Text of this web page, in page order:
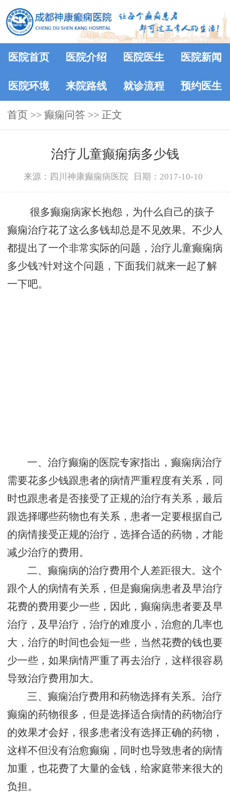
医院首页 医院介绍 医院医生 医院新闻
医院环境 来院路线 就诊流程 预约医生
首页 >> 癫痫问答 >> 正文
治疗儿童癫痫病多少钱
来源：四川神康癫痫病医院 日期：2017-10-10
很多癫痫病家长抱怨，为什么自己的孩子
癫痫治疗花了这么多钱却总是不见效果。不少人
都提出了一个非常实际的问题，治疗儿童癫痫病
多少钱?针对这个问题，下面我们就来一起了解
一下吧。
一、治疗癫痫的医院专家指出，癫痫病治疗
需要花多少钱跟患者的病情严重程度有关系，同
时也跟患者是否接受了正规的治疗有关系，最后
跟选择哪些药物也有关系，患者一定要根据自己
的病情接受正规的治疗，选择合适的药物，才能
减少治疗的费用。
二、癫痫病的治疗费用个人差距很大。这个
跟个人的病情有关系，但是癫痫病患者及早治疗
花费的费用要少一些，因此，癫痫病患者要及早
治疗，及早治疗，治疗的难度小，治愈的几率也
大，治疗的时间也会短一些，当然花费的钱也要
少一些，如果病情严重了再去治疗，这样很容易
导致治疗费用加大。
三、癫痫治疗费用和药物选择有关系。治疗
癫痫的药物很多，但是选择适合病情的药物治疗
的效果才会好，很多患者没有选择正确的药物，
这样不但没有治愈癫痫，同时也导致患者的病情
加重，也花费了大量的金钱，给家庭带来很大的
负担。